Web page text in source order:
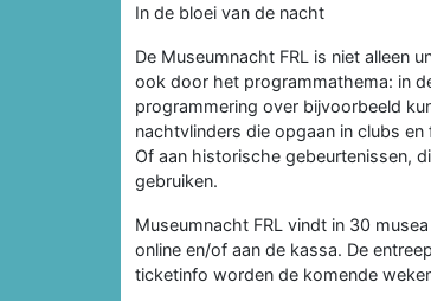
In de bloei van de nacht
De Museumnacht FRL is niet alleen
ook door het programmathema: in
programmering over bijvoorbeeld
nachtvlinders die opgaan in clubs
Of aan historische gebeurtenissen,
gebruiken.
Museumnacht FRL vindt in 30
online en/of aan de kassa. De
ticketinfo worden de komende